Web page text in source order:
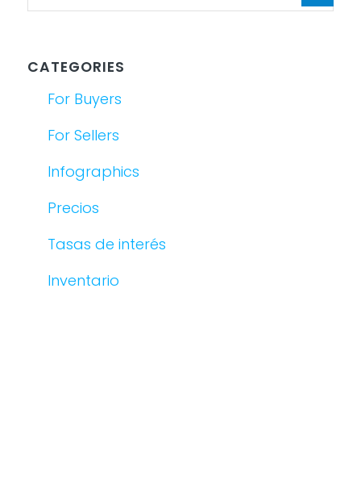
CATEGORIES
For Buyers
For Sellers
Infographics
Precios
Tasas de interés
Inventario